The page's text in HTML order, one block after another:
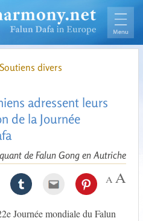
Soutiens divers
adressent leurs
de la Journée
de Falun Gong en Autriche
Journée mondiale du Falun